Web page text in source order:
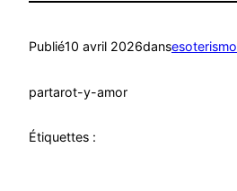
Publié10 avril 2026dansesoterismo
partarot-y-amor
Étiquettes :